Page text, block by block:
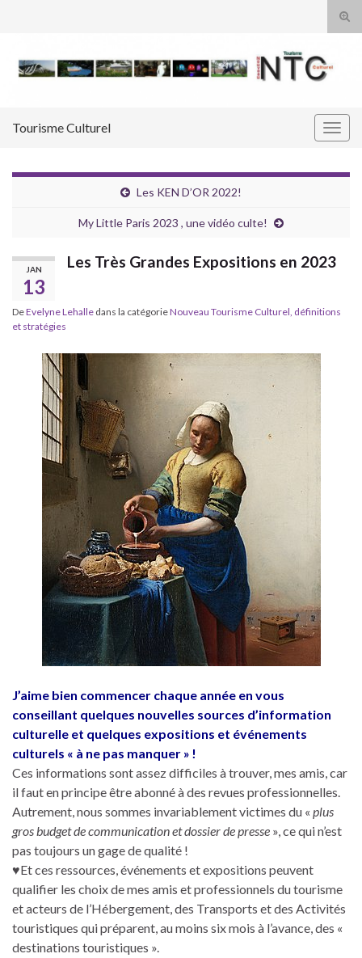
Tourisme Culturel
Les KEN D’OR 2022!
My Little Paris 2023 , une vidéo culte!
JAN
13
Les Très Grandes Expositions en 2023
DeEvelyne Lehalle dans la catégorieNouveau Tourisme Culturel, définitions
et stratégies
J’aime bien commencer chaque année en vous
conseillant quelques nouvelles sources d’information
culturelle et quelques expositions et événements
culturels « à ne pas manquer » !
Ces informations sont assez difficiles à trouver, mes amis, car
il faut en principe être abonné à des revues professionnelles.
Autrement, nous sommes invariablement victimes du « plus
gros budget de communication et dossier de presse », ce qui n’est
pas toujours un gage de qualité !
♥Et ces ressources, événements et expositions peuvent
qualifier les choix de mes amis et professionnels du tourisme
et acteurs de l’Hébergement, des Transports et des Activités
touristiques qui préparent, au moins six mois à l’avance, des «
destinations touristiques ».